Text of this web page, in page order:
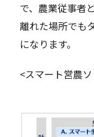
で、農業従事者
離れた場所でも
になります。
<スマート営農